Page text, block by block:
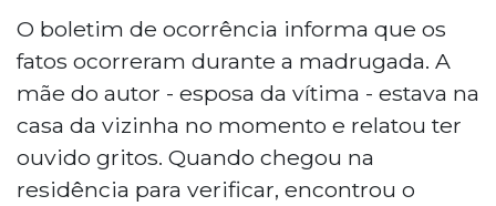
O boletim de ocorrência informa que os
fatos ocorreram durante a madrugada. A
mãe do autor - esposa da vítima - estava na
casa da vizinha no momento e relatou ter
ouvido gritos. Quando chegou na
residência para verificar, encontrou o